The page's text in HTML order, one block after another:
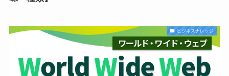
ビジネスナレッジ